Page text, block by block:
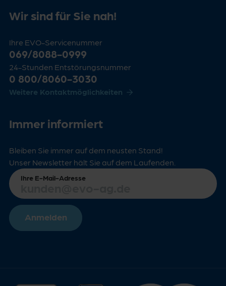
Wir sind für Sie nah!
Ihre EVO-Servicenummer
069/8088-0999
24-Stunden Entstörungsnummer
0 800/8060-3030
Weitere Kontaktmöglichkeiten
Immer informiert
Bleiben Sie immer auf dem neusten Stand!
Unser Newsletter hält Sie auf dem Laufenden.
Ihre E-Mail-Adresse
Anmelden